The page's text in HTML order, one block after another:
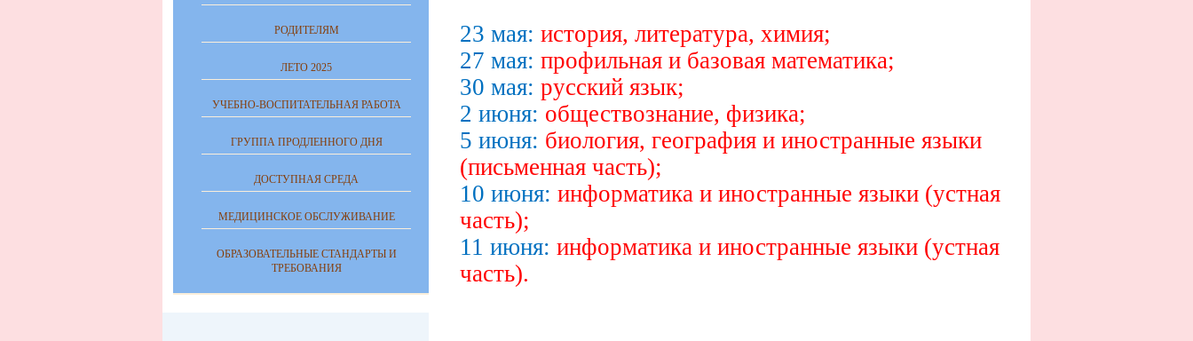
23 мая: история, литература, химия;
27 мая: профильная и базовая математика;
30 мая: русский язык;
2 июня: обществознание, физика;
5 июня: биология, география и иностранные языки
(письменная часть);
10 июня: информатика и иностранные языки (устная
часть);
11 июня: информатика и иностранные языки (устная
часть).
РОДИТЕЛЯМ
ЛЕТО 2025
УЧЕБНО-ВОСПИТАТЕЛЬНАЯ РАБОТА
ГРУППА ПРОДЛЕННОГО ДНЯ
ДОСТУПНАЯ СРЕДА
МЕДИЦИНСКОЕ ОБСЛУЖИВАНИЕ
ОБРАЗОВАТЕЛЬНЫЕ СТАНДАРТЫ И
ТРЕБОВАНИЯ